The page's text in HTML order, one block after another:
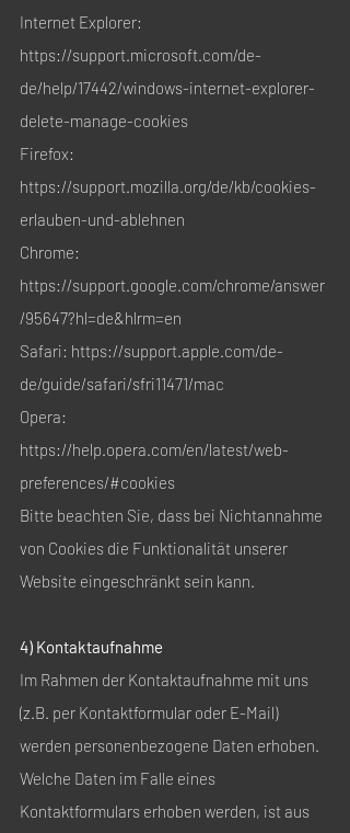
Internet Explorer:
https://support.microsoft.com/de-
de/help/17442/windows-internet-explorer-
delete-manage-cookies
Firefox:
https://support.mozilla.org/de/kb/cookies-
erlauben-und-ablehnen
Chrome:
https://support.google.com/chrome/answer
/95647?hl=de&hlrm=en
Safari: https://support.apple.com/de-
de/guide/safari/sfri11471/mac
Opera:
https://help.opera.com/en/latest/web-
preferences/#cookies
Bitte beachten Sie, dass bei Nichtannahme
von Cookies die Funktionalität unserer
Website eingeschränkt sein kann.
4) Kontaktaufnahme
Im Rahmen der Kontaktaufnahme mit uns
(z.B. per Kontaktformular oder E-Mail)
werden personenbezogene Daten erhoben.
Welche Daten im Falle eines
Kontaktformulars erhoben werden, ist aus